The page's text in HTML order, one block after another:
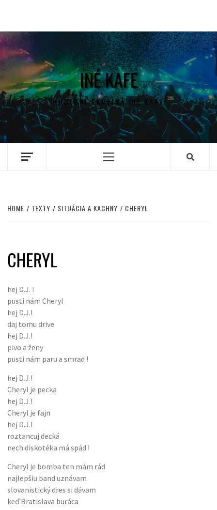
INÉ KAFE
HUDEBNÍ SKUPINA INÉ KAFE
Primary
HOME TEXTY SITUÁCIA A KACHNY CHERYL
CHERYL
hej D.J. !
pusti nám Cheryl
hej D.J.!
daj tomu drive
hej D.J.!
pivo a ženy
pusti nám paru a smrad !
hej D.J.!
Cheryl je pecka
hej D.J.!
Cheryl je fajn
hej D.J.!
roztancuj decká
nech diskotéka má spád !
Cheryl je bomba ten mám rád
najlepšiu band uznávam
slovanistický dres si dávam
keď Bratislava buráca